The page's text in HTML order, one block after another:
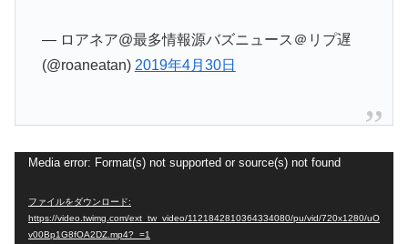
— ロアネア@最多情報源バズニュース＠リプ遅
(@roaneatan) 2019年4月30日
Media error: Format(s) not supported or source(s) not found
ファイルをダウンロード:
https://video.twimg.com/ext_tw_video/1121842810364334080/pu/vid/720x1280/uO
v00Bp1G8fOA2DZ.mp4?_=1